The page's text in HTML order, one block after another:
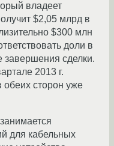
владеет
$2,05 млрд в
$300 млн
доли в
завершения сделки.
2013 г.
обеих сторон уже
для кабельных